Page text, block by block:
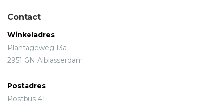
Contact
Winkeladres
Plantageweg 13a
2951 GN Alblasserdam
Postadres
Postbus 41